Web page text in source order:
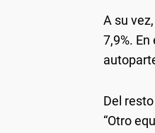
A su
7,9%.
Del
“Otro